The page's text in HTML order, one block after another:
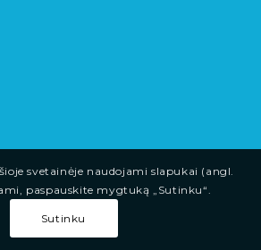
svetainėje naudojami slapukai (angl.
paspauskite mygtuką „Sutinku“.
Sutinku